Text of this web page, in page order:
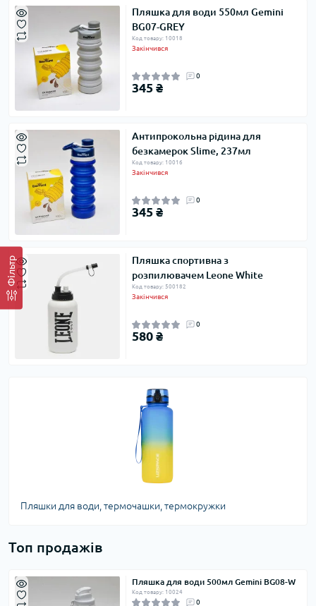
Фільтр
Пляшка для води 550мл Gemini
BG07-GREY
Код товару: 10018
Закінчився
0
345 ₴
Антипрокольна рідина для
безкамерок Slime, 237мл
Код товару: 10016
Закінчився
0
345 ₴
Пляшка спортивна з
розпилювачем Leone White
Код товару: 500182
Закінчився
0
580 ₴
Пляшки для води, термочашки, термокружки
Топ продажів
Пляшка для води 500мл Gemini BG08-W
Код товару: 10024
0